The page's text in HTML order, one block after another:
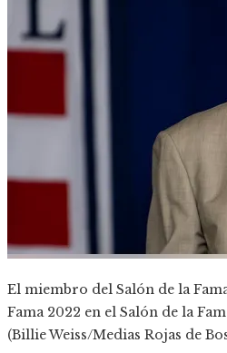
El miembro del Salón de la
Fama 2022 en el Salón de la
(Billie Weiss/Medias Rojas de